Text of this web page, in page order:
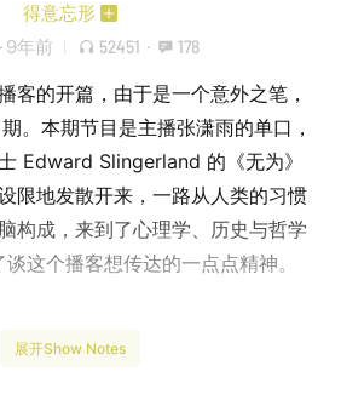
得意忘形
· 9年前 52451 · 178
客的开篇，由于是一个意外之笔，
。本期节目是主播张潇雨的单口，
Edward Slingerland 的《无为》
限地发散开来，一路从人类的习惯
构成，来到了心理学、历史与哲学
这个播客想传达的一点点精神。
展开Show Notes